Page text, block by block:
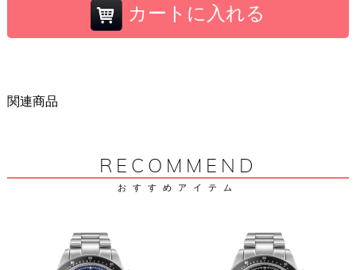
カートに入れる
関連商品
RECOMMEND
おすすめアイテム